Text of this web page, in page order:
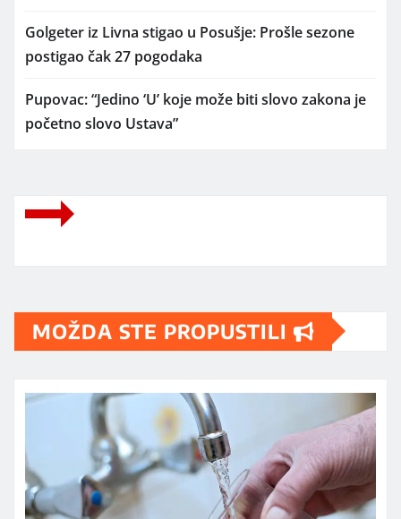
Golgeter iz Livna stigao u Posušje: Prošle sezone
postigao čak 27 pogodaka
Pupovac: “Jedino ‘U’ koje može biti slovo zakona je
početno slovo Ustava”
MOŽDA STE PROPUSTILI